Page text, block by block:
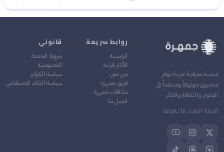
منصة معرفية عربية توفر
محتوى موثوقاً ومنظماً في
العلوم والثقافة والفكر
قيمة المرء ما يعرفه
روابط سريعة
الرئيسية
الأكثر قراءة
من نحن
فريق جمهرة
مكافآت جمهرة
اتصل بنا
قانوني
شروط الخدمة
الخصوصية
سياسة الكوكيز
سياسة الذكاء الاصطناعي